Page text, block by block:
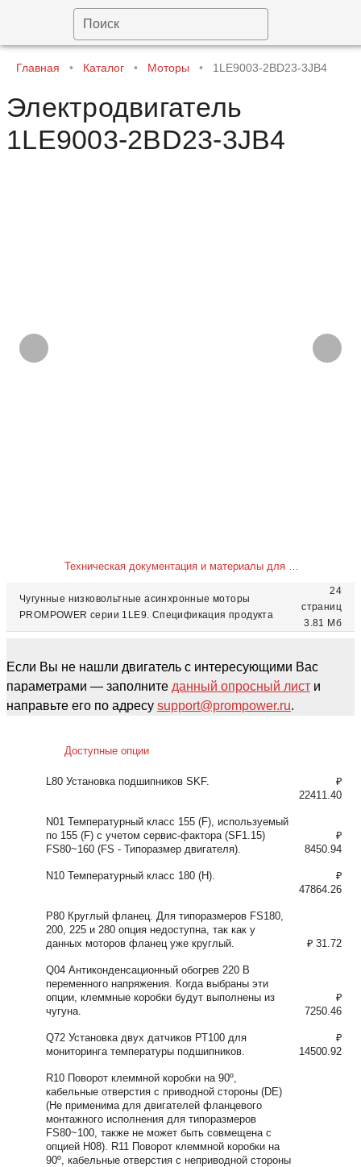
Поиск
Главная • Каталог • Моторы • 1LE9003-2BD23-3JB4
Электродвигатель
1LE9003-2BD23-3JB4
Техническая документация и материалы для скачивания
Чугунные низковольтные асинхронные моторы
PROMPOWER серии 1LE9. Спецификация продукта
24
страниц
3.81 Мб
Если Вы не нашли двигатель с интересующими Вас
параметрами — заполните данный опросный лист и
направьте его по адресу support@prompower.ru.
Доступные опции
L80 Установка подшипников SKF.
₽
22411.40
N01 Температурный класс 155 (F), используемый
по 155 (F) с учетом сервис-фактора (SF1.15)
FS80~160 (FS - Типоразмер двигателя).
₽
8450.94
N10 Температурный класс 180 (H).
₽
47864.26
P80 Круглый фланец. Для типоразмеров FS180,
200, 225 и 280 опция недоступна, так как у
данных моторов фланец уже круглый.
₽ 31.72
Q04 Антиконденсационный обогрев 220 В
переменного напряжения. Когда выбраны эти
опции, клеммные коробки будут выполнены из
чугуна.
₽
7250.46
Q72 Установка двух датчиков РТ100 для
мониторинга температуры подшипников.
₽
14500.92
R10 Поворот клеммной коробки на 90º,
кабельные отверстия с приводной стороны (DE)
(Не применима для двигателей фланцевого
монтажного исполнения для типоразмеров
FS80~100, также не может быть совмещена с
опцией H08). R11 Поворот клеммной коробки на
90º, кабельные отверстия с неприводной стороны